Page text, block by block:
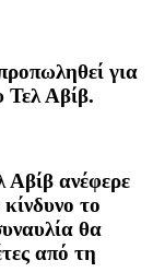
για
Αβίβ.
Αβίβ ανέφερε
το
θα
από τη